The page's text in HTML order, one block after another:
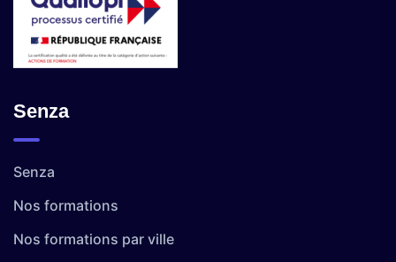
Senza
Senza
Nos formations
Nos formations par ville